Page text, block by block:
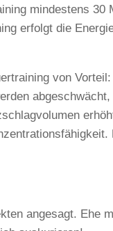
mindestens
erfolgt die
von
angesagt. Ehe